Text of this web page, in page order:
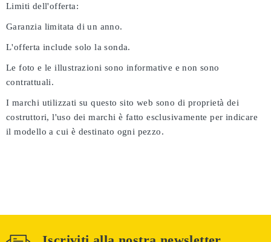
Limiti dell'offerta:
Garanzia limitata di un anno.
L'offerta include solo la sonda.
Le foto e le illustrazioni sono informative e non sono
contrattuali.
I marchi utilizzati su questo sito web sono di proprietà dei
costruttori, l'uso dei marchi è fatto esclusivamente per indicare
il modello a cui è destinato ogni pezzo.